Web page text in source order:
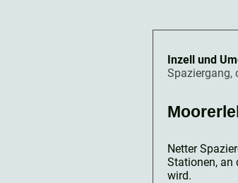
Inzell und
Spaziergang,
Netter
Stationen, an
wird.